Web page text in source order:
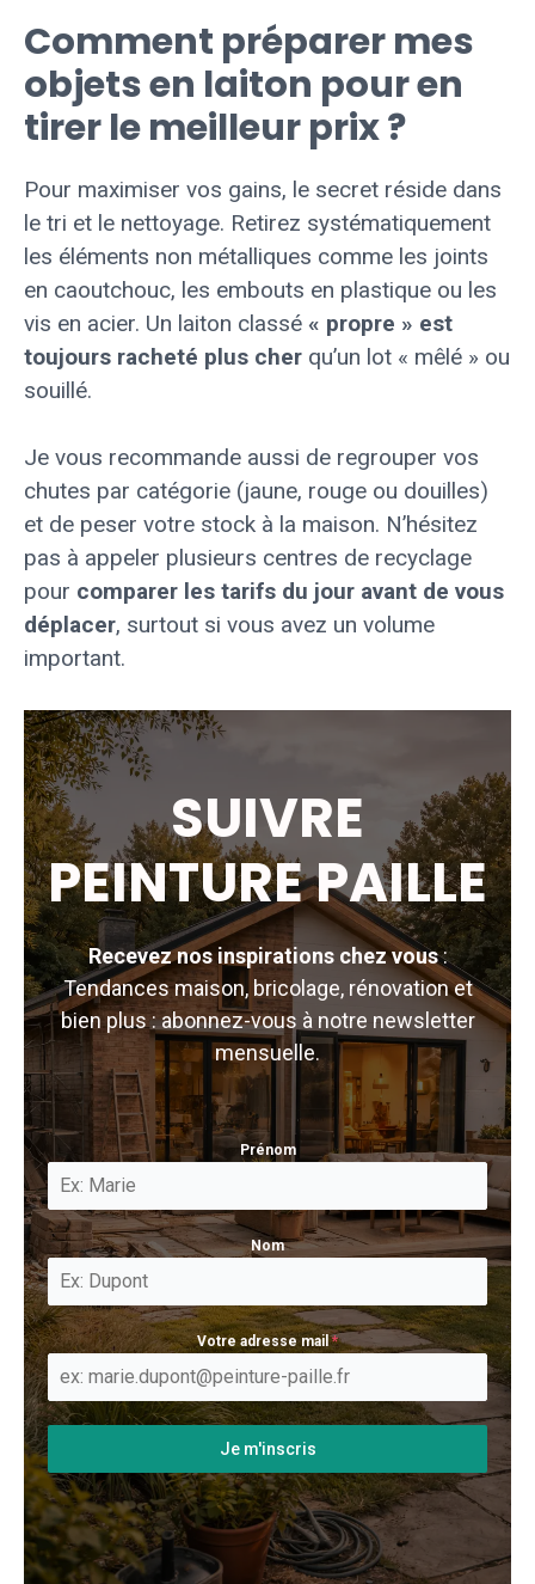
Comment préparer mes
objets en laiton pour en
tirer le meilleur prix ?
Pour maximiser vos gains, le secret réside dans
le tri et le nettoyage. Retirez systématiquement
les éléments non métalliques comme les joints
en caoutchouc, les embouts en plastique ou les
vis en acier. Un laiton classé « propre » est
toujours racheté plus cher qu’un lot « mêlé » ou
souillé.
Je vous recommande aussi de regrouper vos
chutes par catégorie (jaune, rouge ou douilles)
et de peser votre stock à la maison. N’hésitez
pas à appeler plusieurs centres de recyclage
pour comparer les tarifs du jour avant de vous
déplacer, surtout si vous avez un volume
important.
SUIVRE
PEINTURE PAILLE
Recevez nos inspirations chez vous:
Tendances maison, bricolage, rénovation et
bien plus : abonnez-vous à notre newsletter
mensuelle.
Prénom
Nom
Votre adresse mail*
Je m'inscris